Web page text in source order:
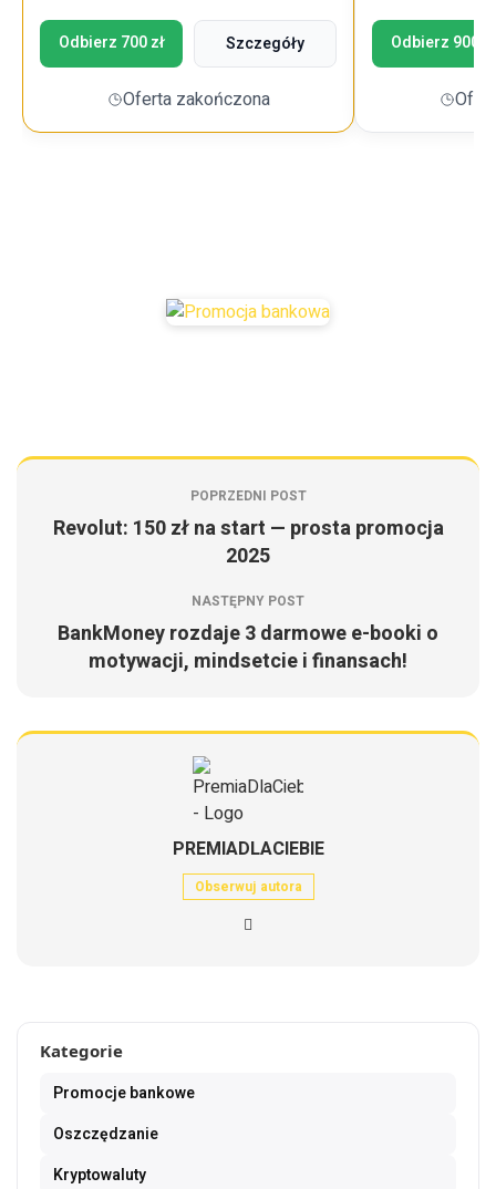
Odbierz 700 zł Szczegóły
Oferta zakończona
Odbierz 900 zł
POPRZEDNI POST
Revolut: 150 zł na start — prosta promocja
2025
NASTĘPNY POST
BankMoney rozdaje 3 darmowe e-booki o
motywacji, mindsetcie i finansach!
PREMIADLACIEBIE
Obserwuj autora
Kategorie
Promocje bankowe
Oszczędzanie
Kryptowaluty